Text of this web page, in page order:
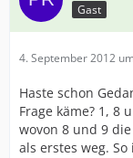
Gast
4. September 2012
Haste schon
Frage käme? 1, 8
wovon 8 und 9
als erstes weg.